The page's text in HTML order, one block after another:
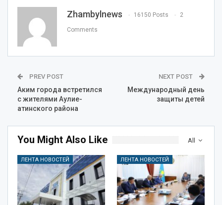
Zhambylnews 16150 Posts 2
Comments
PREV POST
Аким города встретился
с жителями Аулие-
атинского района
NEXT POST
Международный день
защиты детей
All
You Might Also Like
ЛЕНТА НОВОСТЕЙ ЛЕНТА НОВОСТЕЙ